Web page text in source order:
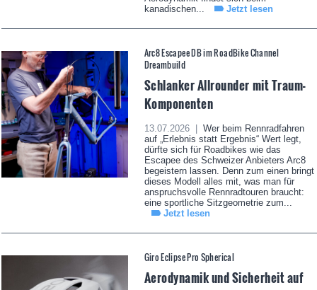
kanadischen...
Jetzt lesen
Arc8 Escapee DB im RoadBike Channel
Dreambuild
Schlanker Allrounder mit Traum-
Komponenten
13.07.2026 |
Wer beim Rennradfahren
auf „Erlebnis statt Ergebnis“ Wert legt,
dürfte sich für Roadbikes wie das
Escapee des Schweizer Anbieters Arc8
begeistern lassen. Denn zum einen bringt
dieses Modell alles mit, was man für
anspruchsvolle Rennradtouren braucht:
eine sportliche Sitzgeometrie zum...
Jetzt lesen
Giro Eclipse Pro Spherical
Aerodynamik und Sicherheit auf